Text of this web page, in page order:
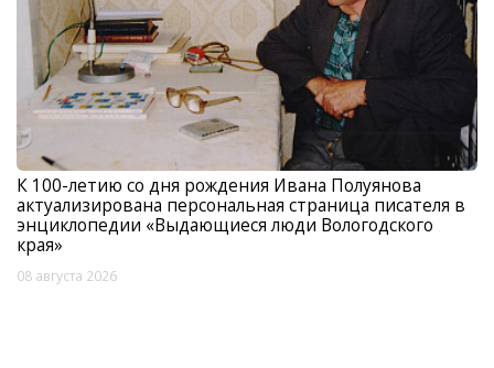
К 100-летию со дня рождения Ивана Полуянова
актуализирована персональная страница писателя в
энциклопедии «Выдающиеся люди Вологодского
края»
08 августа 2026